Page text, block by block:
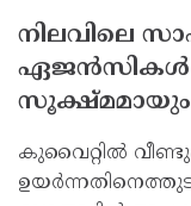
നിലവിലെ
ഏജന്‍സികള്‍
സൂക്ഷ്മമായും
കുവൈറ്റില്‍